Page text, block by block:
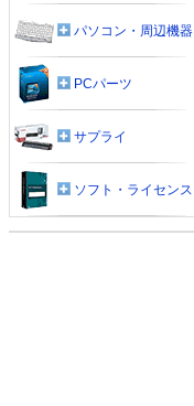
パソコン・周辺機器
PCパーツ
サプライ
ソフト・ライセンス